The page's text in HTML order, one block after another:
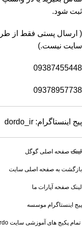
ثبت شود.
( ارسال پستی فقط از
سایت نیست.)
09387455448
09378957738
پیج اینستاگرام: dordo_ir
لینک صفحه اصلی گوگل
بازگشت به صفحه اصلی سایت
لینک صفحه آپارات ما
پیج اینستاگرام موسسه
تمام پکیج های آموزشی سایت dordo